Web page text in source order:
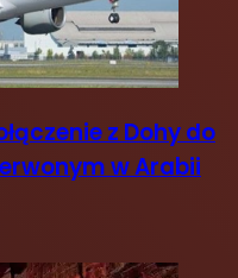
z Dohy do
w Arabii